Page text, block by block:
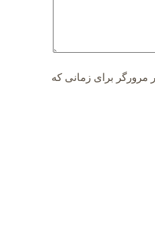
مرورگر برای زمانی که